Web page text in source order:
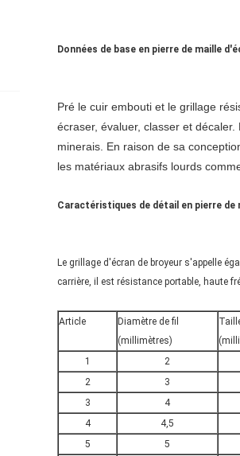
Données de base en pierre de maille
Pré le cuir embouti et le grillage
écraser, évaluer, classer et
minerais. En raison de sa
les matériaux abrasifs lourds
Caractéristiques de détail en pierre de
Le grillage d'écran de broyeur s'appelle
carrière, il est résistance portable, haute
Article
Diamètre de fil
(millimètres)
1 2
2
3
3
4
4
4,5
5
5